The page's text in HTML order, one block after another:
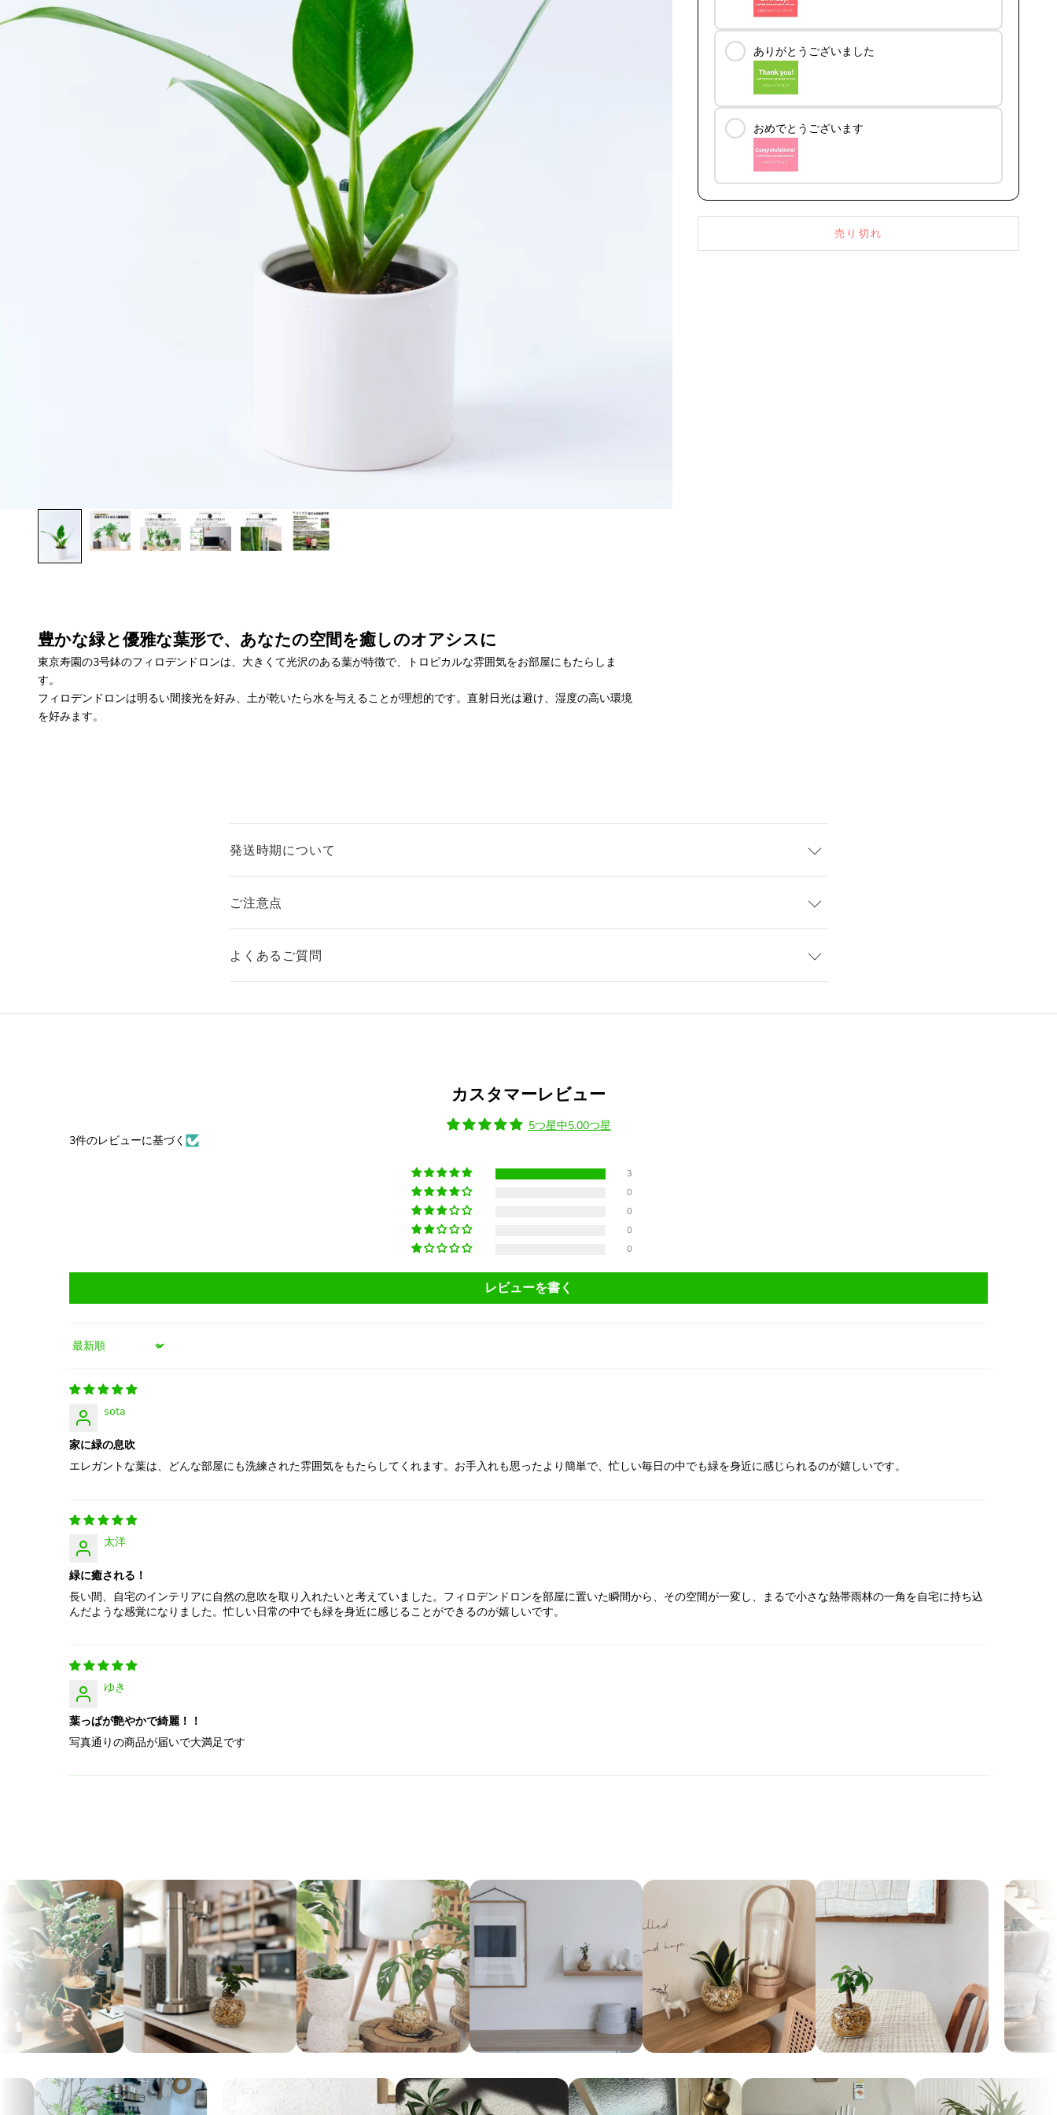
ありがとうございました
おめでとうございます
売り切れ
豊かな緑と優雅な葉形で、あなたの空間を癒しのオアシスに
東京寿園の3号鉢のフィロデンドロンは、 大きくて光沢のある葉が特徴で、トロピカルな雰囲気をお部屋にもたらしま
す。
フィロデンドロンは明るい間接光を好み、土が乾いたら水を与えることが理想的です。直射日光は避け、湿度の高い環境
を好みます。
発送時期について
ご注意点
よくあるご質問
カスタマーレビュー
5つ星中5.00つ星
3件のレビューに基づく
3
0
0
0
0
レビューを書く
Sort by
sota
家に緑の息吹
エレガントな葉は、どんな部屋にも洗練された雰囲気をもたらしてくれます。お手入れも思ったより簡単で、忙しい毎日の中でも緑を身近に感じられるのが嬉しいです。
太洋
緑に癒される！
長い間、自宅のインテリアに自然の息吹を取り入れたいと考えていました。フィロデンドロンを部屋に置いた瞬間から、その空間が一変し、まるで小さな熱帯雨林の一角を自宅に持ち込
んだような感覚になりました。忙しい日常の中でも緑を身近に感じることができるのが嬉しいです。
ゆき
葉っぱが艶やかで綺麗！！
写真通りの商品が届いで大満足です